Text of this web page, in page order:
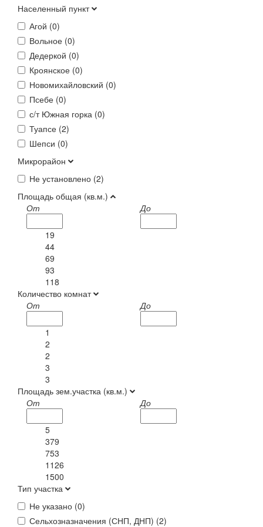
Населенный пункт
Агой (0)
Вольное (0)
Дедеркой (0)
Кроянское (0)
Новомихайловский (0)
Псебе (0)
с/т Южная горка (0)
Туапсе (2)
Шепси (0)
Микрорайон
Не установлено (2)
Площадь общая (кв.м.)
От
До
19
44
69
93
118
Количество комнат
От
До
1
2
2
3
3
Площадь зем.участка (кв.м.)
От
До
5
379
753
1126
1500
Тип участка
Не указано (0)
Сельхозназначения (СНП, ДНП) (2)